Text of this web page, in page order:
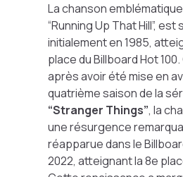
La chanson
“Running Up That Hill”, est
initialement en 1985,
place du Billboard Hot
après avoir été mise en
quatrième saison de la
“Stranger Things”, la
une résurgence
réapparue dans le
2022, atteignant la 8e